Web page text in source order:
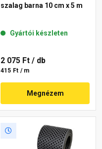
szalag barna 10 cm x 5 m
Gyártói készleten
2 075 Ft / db
415 Ft / m
Megnézem